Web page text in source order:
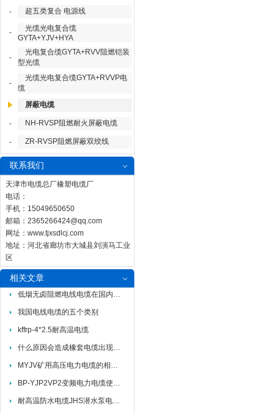
- 超五类复合 电源线
-
光缆光电复合缆
GYTA+YJV+HYA
-
光电复合缆GYTA+RVV阻燃铠装
型光缆
-
光缆光电复合缆GYTA+RVVP电
缆
屏蔽电缆
- NH-RVSP阻燃耐火屏蔽电缆
- ZR-RVSP阻燃屏蔽双绞线
联系我们
天津市电缆总厂橡塑电缆厂
电话：
手机：15049650650
邮箱： 2365266424@qq.com
网址： www.tjxsdlcj.com
地址：河北省廊坊市大城县刘演马工业
区
相关文章
低烟无卤阻燃电线电缆在国内需求
我国电线电缆的五个类别
kffrp-4*2.5耐高温电缆
什么原因会造成橡套电缆出现外观缺陷?
MYJV矿用高压电力电缆的相关标准及选型注意事项
BP-YJP2VP2变频电力电缆使用特性
耐高温防水电缆JHS潜水泵电缆JHS执行标准